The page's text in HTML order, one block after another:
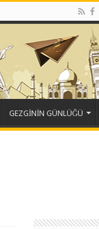
GEZGİNİN GÜNLÜĞÜ